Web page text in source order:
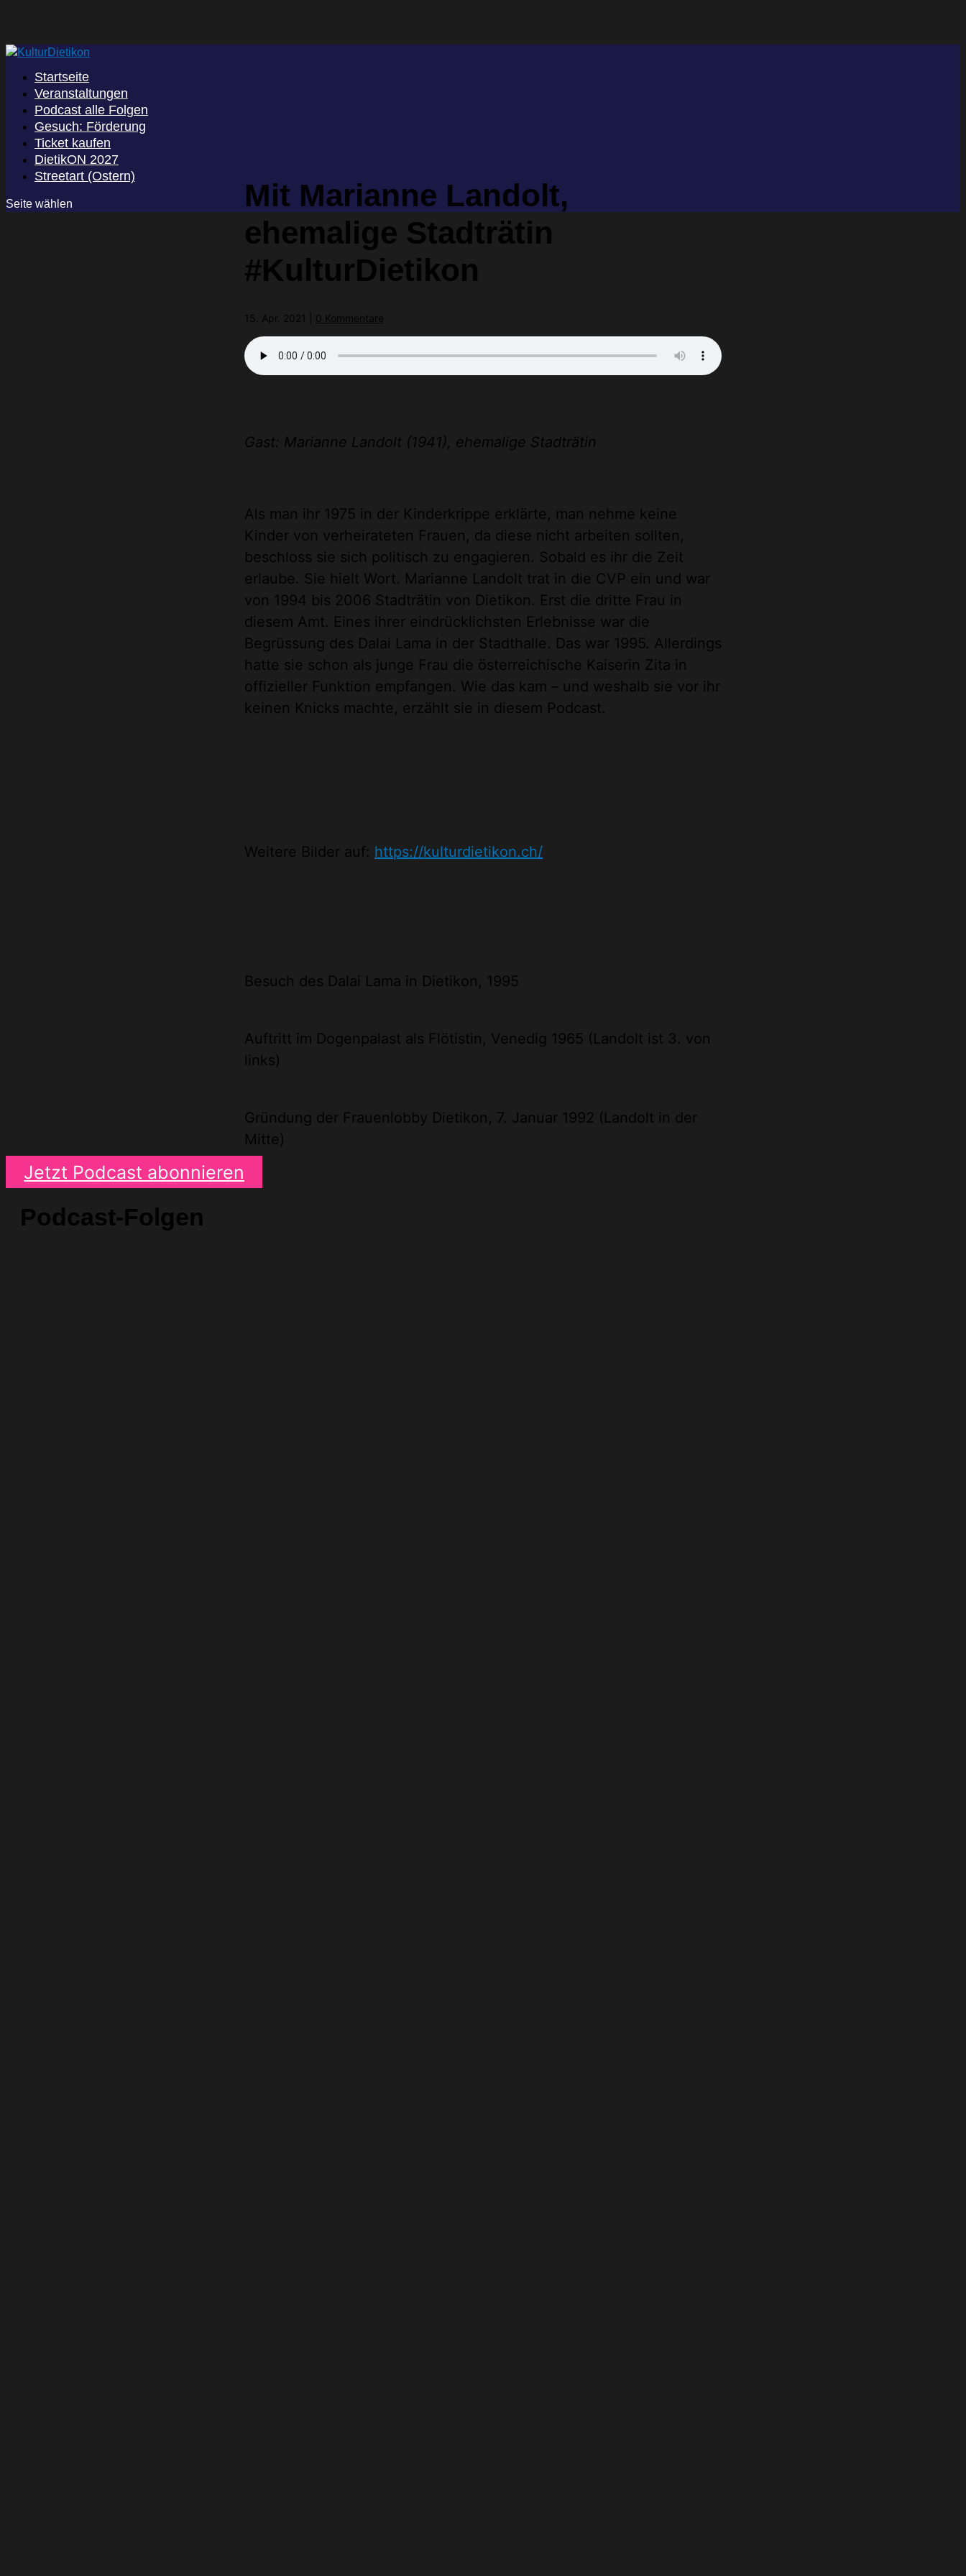
Startseite
Veranstaltungen
Podcast alle Folgen
Gesuch: Förderung
Ticket kaufen
DietikON 2027
Streetart (Ostern)
Seite wählen
Mit Marianne Landolt,
ehemalige Stadträtin
#KulturDietikon
15. Apr. 2021 0 Kommentare
Gast: Marianne Landolt (1941), ehemalige Stadträtin
Als man ihr 1975 in der Kinderkrippe erklärte, man nehme keine
Kinder von verheirateten Frauen, da diese nicht arbeiten sollten,
beschloss sie sich politisch zu engagieren. Sobald es ihr die Zeit
erlaube. Sie hielt Wort. Marianne Landolt trat in die CVP ein und war
von 1994 bis 2006 Stadträtin von Dietikon. Erst die dritte Frau in
diesem Amt. Eines ihrer eindrücklichsten Erlebnisse war die
Begrüssung des Dalai Lama in der Stadthalle. Das war 1995. Allerdings
hatte sie schon als junge Frau die österreichische Kaiserin Zita in
offizieller Funktion empfangen. Wie das kam – und weshalb sie vor ihr
keinen Knicks machte, erzählt sie in diesem Podcast.
Weitere Bilder auf: https://kulturdietikon.ch/
Besuch des Dalai Lama in Dietikon, 1995
Auftritt im Dogenpalast als Flötistin, Venedig 1965 (Landolt ist 3. von
links)
Gründung der Frauenlobby Dietikon, 7. Januar 1992 (Landolt in der
Mitte)
Jetzt Podcast abonnieren
Podcast-Folgen